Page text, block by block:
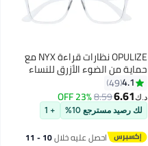
OPULIZE نظارات قراءة NYX مع
حماية من الضوء الأزرق للنساء
والرجال، إطار مستطيل مع حماية من
الأشعة فوق البنفسجية وإجهاد
العين، نظارات كمبيوتر للألعاب
مضادة للتوهج، أسود، بني، رمادي،
شفاف +0.0 (عبوة من 4)
4.1
49
د.ك‏6.61
8.59
23% OFF
لك رصيد مسترجع 10% + 1
احصل عليه خلال 10 - 11